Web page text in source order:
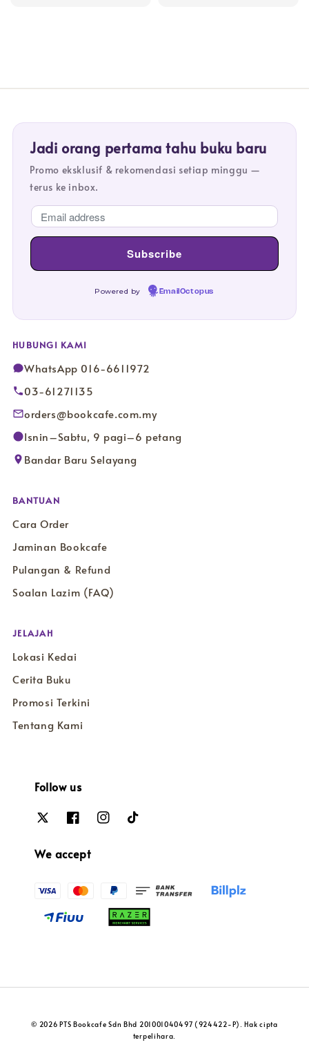
Jadi orang pertama tahu buku baru
Promo eksklusif & rekomendasi setiap minggu —
terus ke inbox.
Powered by EmailOctopus
HUBUNGI KAMI
WhatsApp 016-6611972
03-61271135
orders@bookcafe.com.my
Isnin–Sabtu, 9 pagi–6 petang
Bandar Baru Selayang
BANTUAN
Cara Order
Jaminan Bookcafe
Pulangan & Refund
Soalan Lazim (FAQ)
JELAJAH
Lokasi Kedai
Cerita Buku
Promosi Terkini
Tentang Kami
Follow us
We accept
© 2026 PTS Bookcafe Sdn Bhd 201001040497 (924422-P). Hak cipta
terpelihara.